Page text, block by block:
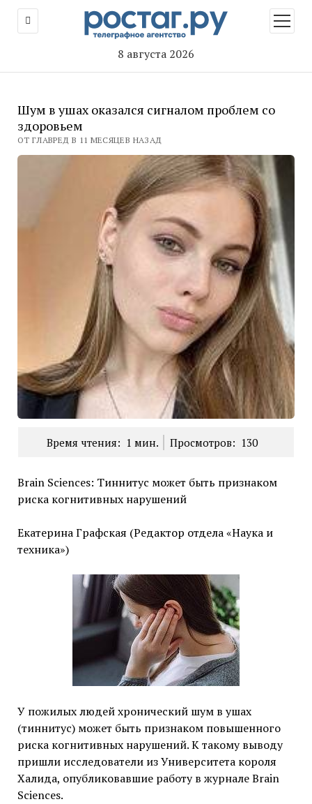
8 августа 2026
меню
Шум в ушах оказался сигналом проблем со
здоровьем
ОТ ГЛАВРЕД В 11 МЕСЯЦЕВ НАЗАД
Время чтения: 1 мин. Просмотров: 130
Brain Sciences: Тиннитус может быть признаком
риска когнитивных нарушений
Екатерина Графская (Редактор отдела «Наука и
техника»)
У пожилых людей хронический шум в ушах
(тиннитус) может быть признаком повышенного
риска когнитивных нарушений. К такому выводу
пришли исследователи из Университета короля
Халида, опубликовавшие работу в журнале Brain
Sciences.